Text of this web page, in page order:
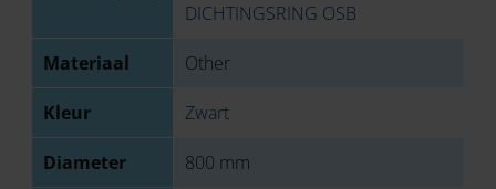
DICHTINGSRING OSB
Materiaal Other
Kleur Zwart
Diameter 800 mm